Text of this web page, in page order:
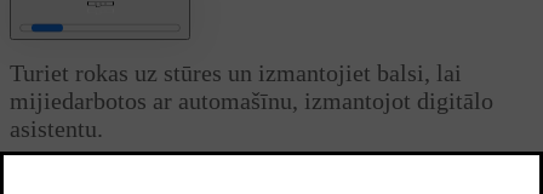
Balss vadība
Turiet rokas uz stūres un izmantojiet balsi, lai
mijiedarbotos ar automašīnu, izmantojot digitālo
asistentu.